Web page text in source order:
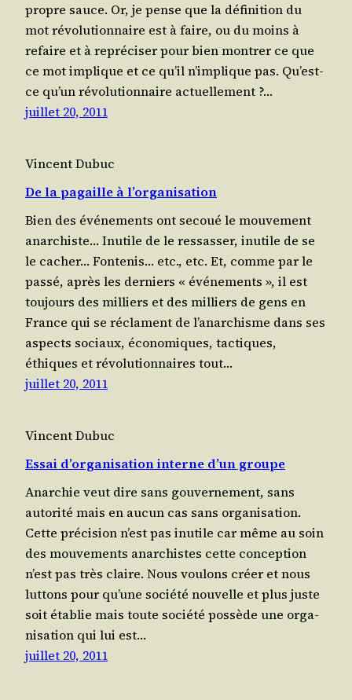
propre sauce. Or, je pense que la défi­ni­tion du
mot révo­lu­tion­naire est à faire, ou du moins à
refaire et à repré­ci­ser pour bien mon­trer ce que
ce mot implique et ce qu’il n’im­plique pas. Qu’est-
ce qu’un révo­lu­tion­naire actuel­le­ment ?…
juillet 20, 2011
Vincent Dubuc
De la pagaille à l’organisation
Bien des évé­ne­ments ont secoué le mou­ve­ment
anar­chiste… Inutile de le res­sas­ser, inutile de se
le cacher… Fon­te­nis… etc., etc. Et, comme par le
pas­sé, après les der­niers « évé­ne­ments », il est
tou­jours des mil­liers et des mil­liers de gens en
France qui se réclament de l’a­nar­chisme dans ses
aspects sociaux, éco­no­miques, tac­tiques,
éthiques et révo­lu­tion­naires tout…
juillet 20, 2011
Vincent Dubuc
Essai d’organisation interne d’un groupe
Anar­chie veut dire sans gou­ver­ne­ment, sans
auto­ri­té mais en aucun cas sans orga­ni­sa­tion.
Cette pré­ci­sion n’est pas inutile car même au soin
des mou­ve­ments anar­chistes cette concep­tion
n’est pas très claire. Nous vou­lons créer et nous
lut­tons pour qu’une socié­té nou­velle et plus juste
soit éta­blie mais toute socié­té pos­sède une orga­
ni­sa­tion qui lui est…
juillet 20, 2011